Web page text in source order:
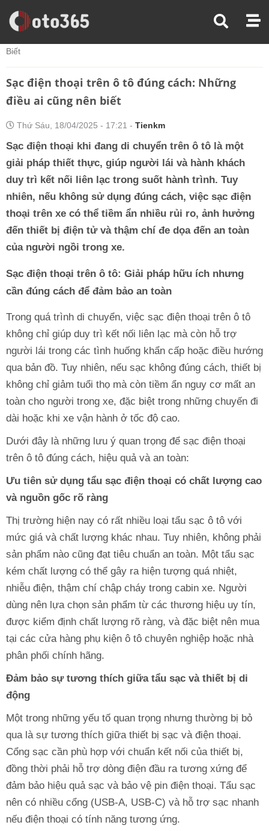
Trang Chủ
Chăm Sóc Xe
Biết
Sạc điện thoại trên ô tô đúng cách: Những
điều ai cũng nên biết
Thứ Sáu, 18/04/2025 - 17:21 - Tienkm
Sạc điện thoại khi đang di chuyển trên ô tô là một
giải pháp thiết thực, giúp người lái và hành khách
duy trì kết nối liên lạc trong suốt hành trình. Tuy
nhiên, nếu không sử dụng đúng cách, việc sạc điện
thoại trên xe có thể tiềm ẩn nhiều rủi ro, ảnh hưởng
đến thiết bị điện tử và thậm chí đe dọa đến an toàn
của người ngồi trong xe.
Sạc điện thoại trên ô tô: Giải pháp hữu ích nhưng
cần đúng cách để đảm bảo an toàn
Trong quá trình di chuyển, việc sạc điện thoại trên ô tô
không chỉ giúp duy trì kết nối liên lạc mà còn hỗ trợ
người lái trong các tình huống khẩn cấp hoặc điều hướng
qua bản đồ. Tuy nhiên, nếu sạc không đúng cách, thiết bị
không chỉ giảm tuổi thọ mà còn tiềm ẩn nguy cơ mất an
toàn cho người trong xe, đặc biệt trong những chuyến đi
dài hoặc khi xe vận hành ở tốc độ cao.
Dưới đây là những lưu ý quan trọng để sạc điện thoại
trên ô tô đúng cách, hiệu quả và an toàn:
Ưu tiên sử dụng tẩu sạc điện thoại có chất lượng cao
và nguồn gốc rõ ràng
Thị trường hiện nay có rất nhiều loại tẩu sạc ô tô với
mức giá và chất lượng khác nhau. Tuy nhiên, không phải
sản phẩm nào cũng đạt tiêu chuẩn an toàn. Một tẩu sạc
kém chất lượng có thể gây ra hiện tượng quá nhiệt,
nhiễu điện, thậm chí chập cháy trong cabin xe. Người
dùng nên lựa chọn sản phẩm từ các thương hiệu uy tín,
được kiểm định chất lượng rõ ràng, và đặc biệt nên mua
tại các cửa hàng phụ kiện ô tô chuyên nghiệp hoặc nhà
phân phối chính hãng.
Đảm bảo sự tương thích giữa tẩu sạc và thiết bị di
động
Một trong những yếu tố quan trọng nhưng thường bị bỏ
qua là sự tương thích giữa thiết bị sạc và điện thoại.
Cổng sạc cần phù hợp với chuẩn kết nối của thiết bị,
đồng thời phải hỗ trợ dòng điện đầu ra tương xứng để
đảm bảo hiệu quả sạc và bảo vệ pin điện thoại. Tẩu sạc
nên có nhiều cổng (USB-A, USB-C) và hỗ trợ sạc nhanh
nếu điện thoại có tính năng tương ứng.